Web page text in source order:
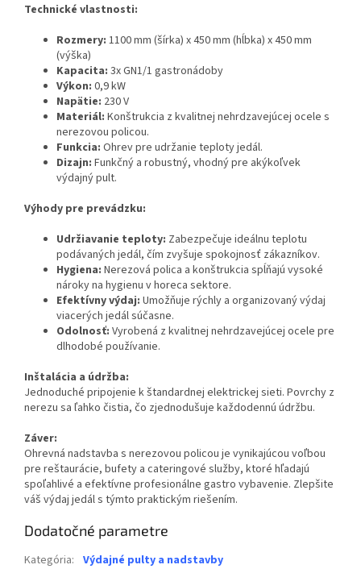
Technické vlastnosti:
Rozmery: 1100 mm (šírka) x 450 mm (hĺbka) x 450 mm
(výška)
Kapacita: 3x GN1/1 gastronádoby
Výkon: 0,9 kW
Napätie: 230 V
Materiál: Konštrukcia z kvalitnej nehrdzavejúcej ocele s
nerezovou policou.
Funkcia: Ohrev pre udržanie teploty jedál.
Dizajn: Funkčný a robustný, vhodný pre akýkoľvek
výdajný pult.
Výhody pre prevádzku:
Udržiavanie teploty: Zabezpečuje ideálnu teplotu
podávaných jedál, čím zvyšuje spokojnosť zákazníkov.
Hygiena: Nerezová polica a konštrukcia spĺňajú vysoké
nároky na hygienu v horeca sektore.
Efektívny výdaj: Umožňuje rýchly a organizovaný výdaj
viacerých jedál súčasne.
Odolnosť: Vyrobená z kvalitnej nehrdzavejúcej ocele pre
dlhodobé používanie.
Inštalácia a údržba:
Jednoduché pripojenie k štandardnej elektrickej sieti. Povrchy z
nerezu sa ľahko čistia, čo zjednodušuje každodennú údržbu.
Záver:
Ohrevná nadstavba s nerezovou policou je vynikajúcou voľbou
pre reštaurácie, bufety a cateringové služby, ktoré hľadajú
spoľahlivé a efektívne profesionálne gastro vybavenie. Zlepšite
váš výdaj jedál s týmto praktickým riešením.
Dodatočné parametre
Kategória: Výdajné pulty a nadstavby